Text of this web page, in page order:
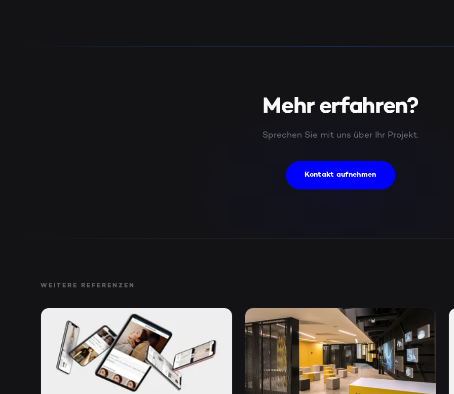
Mehr erfahren?
Sprechen Sie mit uns über Ihr Projekt.
Kontakt aufnehmen
WEITERE REFERENZEN